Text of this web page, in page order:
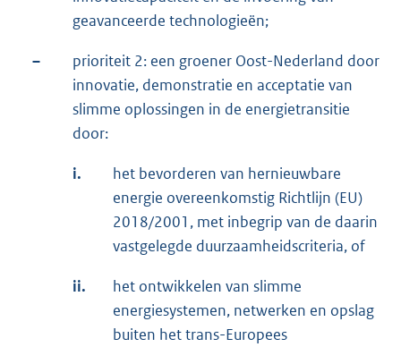
geavanceerde technologieën;
–
prioriteit 2: een groener Oost-Nederland door
innovatie, demonstratie en acceptatie van
slimme oplossingen in de energietransitie
door:
i.
het bevorderen van hernieuwbare
energie overeenkomstig Richtlijn (EU)
2018/2001, met inbegrip van de daarin
vastgelegde duurzaamheidscriteria, of
ii.
het ontwikkelen van slimme
energiesystemen, netwerken en opslag
buiten het trans-Europees